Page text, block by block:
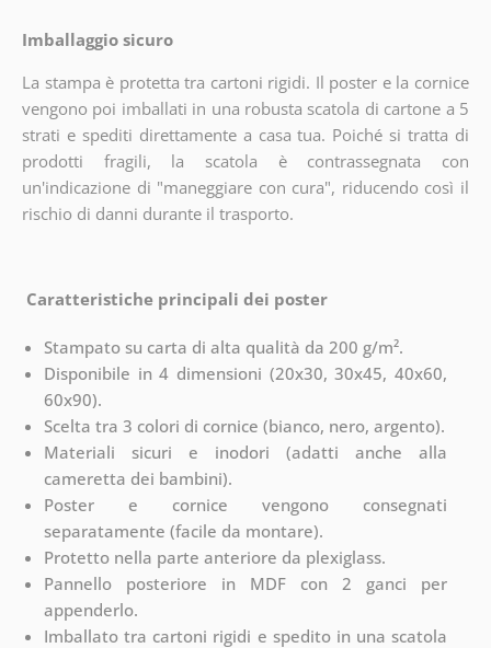
Imballaggio sicuro
La stampa è protetta tra cartoni rigidi. Il poster e la cornice
vengono poi imballati in una robusta scatola di cartone a 5
strati e spediti direttamente a casa tua. Poiché si tratta di
prodotti fragili, la scatola è contrassegnata con
un'indicazione di "maneggiare con cura", riducendo così il
rischio di danni durante il trasporto.
Caratteristiche principali dei poster
Stampato su carta di alta qualità da 200 g/m².
Disponibile in 4 dimensioni (20x30, 30x45, 40x60,
60x90).
Scelta tra 3 colori di cornice (bianco, nero, argento).
Materiali sicuri e inodori (adatti anche alla
cameretta dei bambini).
Poster e cornice vengono consegnati
separatamente (facile da montare).
Protetto nella parte anteriore da plexiglass.
Pannello posteriore in MDF con 2 ganci per
appenderlo.
Imballato tra cartoni rigidi e spedito in una scatola